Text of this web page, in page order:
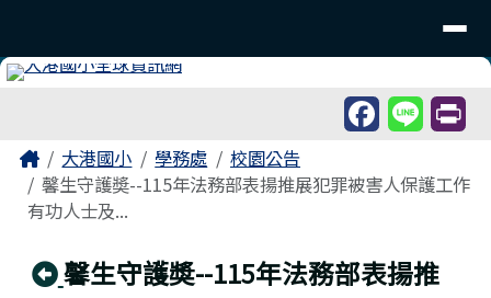
主內容區域
Home大港國小 學務處
校園公告
馨生守護奬--115年法務部表揚推展犯罪被害人保護工作
有功人士及...
回上頁
馨生守護奬--115年法務部表揚推
頁尾區域